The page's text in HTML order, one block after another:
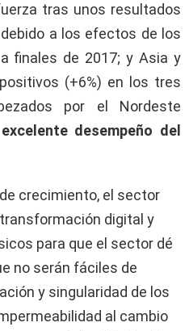
tras unos resultados
a los efectos de los
finales de 2017; y Asia y
(+6%) en los tres
por el Nordeste
excelente desempeño del
crecimiento, el sector
digital y
para que el sector dé
no serán fáciles de
y singularidad de los
al cambio